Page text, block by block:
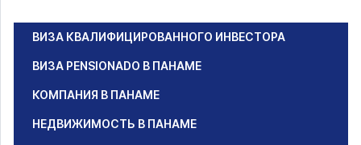
ВИЗА КВАЛИФИЦИРОВАННОГО ИНВЕСТОРА
ВИЗА PENSIONADO В ПАНАМЕ
КОМПАНИЯ В ПАНАМЕ
НЕДВИЖИМОСТЬ В ПАНАМЕ